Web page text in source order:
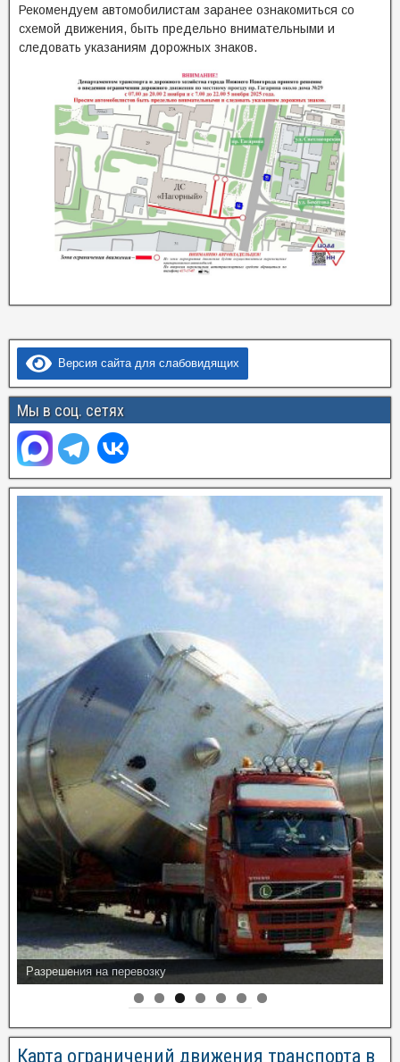
Рекомендуем автомобилистам заранее ознакомиться со
схемой движения, быть предельно внимательными и
следовать указаниям дорожных знаков.
Версия сайта для слабовидящих
Мы в соц. сетях
Разрешения на перевозку
Карта ограничений движения транспорта в